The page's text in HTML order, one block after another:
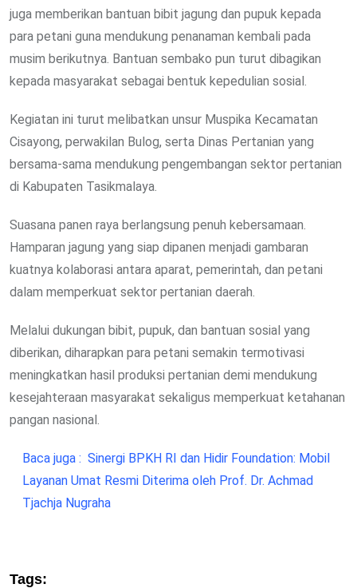
juga memberikan bantuan bibit jagung dan pupuk kepada
para petani guna mendukung penanaman kembali pada
musim berikutnya. Bantuan sembako pun turut dibagikan
kepada masyarakat sebagai bentuk kepedulian sosial.
Kegiatan ini turut melibatkan unsur Muspika Kecamatan
Cisayong, perwakilan Bulog, serta Dinas Pertanian yang
bersama-sama mendukung pengembangan sektor pertanian
di Kabupaten Tasikmalaya.
Suasana panen raya berlangsung penuh kebersamaan.
Hamparan jagung yang siap dipanen menjadi gambaran
kuatnya kolaborasi antara aparat, pemerintah, dan petani
dalam memperkuat sektor pertanian daerah.
Melalui dukungan bibit, pupuk, dan bantuan sosial yang
diberikan, diharapkan para petani semakin termotivasi
meningkatkan hasil produksi pertanian demi mendukung
kesejahteraan masyarakat sekaligus memperkuat ketahanan
pangan nasional.
Baca juga : Sinergi BPKH RI dan Hidir Foundation: Mobil
Layanan Umat Resmi Diterima oleh Prof. Dr. Achmad
Tjachja Nugraha
Tags: